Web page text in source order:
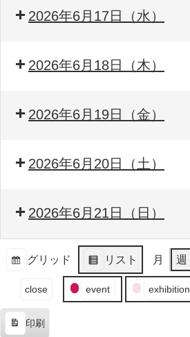
2026年6月17日（水）
2026年6月18日（木）
2026年6月19日（金）
2026年6月20日（土）
2026年6月21日（日）
グリッド
表
リスト
表
月 週
ン
close event exhibition
印刷